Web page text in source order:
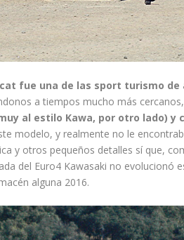
fue una de las sport turismo
a tiempos mucho más
al estilo Kawa, por otro lado) y
modelo, y realmente no le
y otros pequeños detalles sí que,
del Euro4 Kawasaki no evolucionó
alguna 2016.